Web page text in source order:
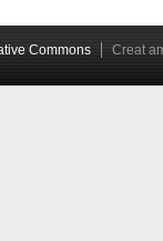
Commons Creat